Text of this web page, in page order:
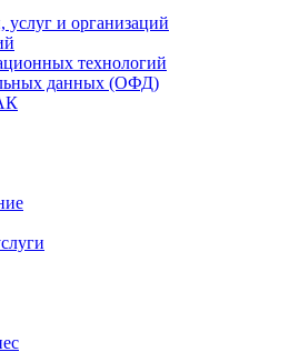
и организаций
технологий
данных (ОФД)